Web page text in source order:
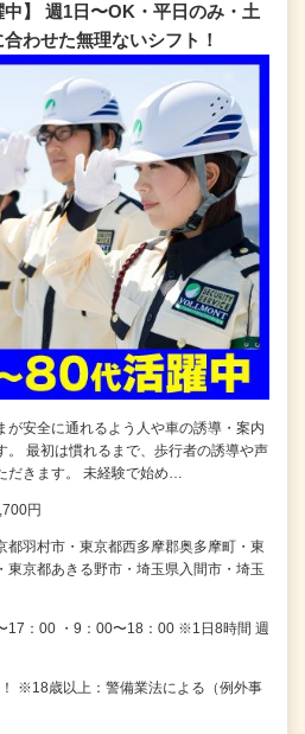
中】 週1日〜OK・平日のみ・土
わせた無理ないシフト！
が安全に通れるよう人や車の誘導・案内
。 最初は慣れるまで、歩行者の誘導や声
だきます。 未経験で始め…
円
都羽村市・東京都西多摩郡奥多摩町・東
東京都あきる野市・埼玉県入間市・埼玉
17：00 ・9：00〜18：00 ※1日8時間 週
※18歳以上：警備業法による（例外事